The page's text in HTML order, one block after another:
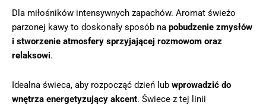
Dla miłośników intensywnych zapachów. Aromat świeżo
parzonej kawy to doskonały sposób na pobudzenie zmysłów
i stworzenie atmosfery sprzyjającej rozmowom oraz
relaksowi.
Idealna świeca, aby rozpocząć dzień lub wprowadzić do
wnętrza energetyzujący akcent. Świece z tej linii